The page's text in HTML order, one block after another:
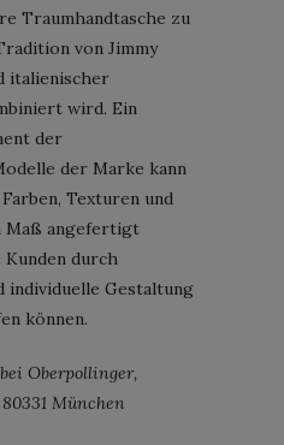
Traumhandtasche zu
von Jimmy
italienischer
wird. Ein
der
der Marke kann
Texturen und
Maß angefertigt
durch
individuelle Gestaltung
können.
Oberpollinger,
München